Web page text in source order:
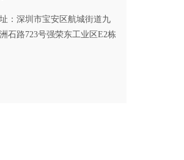
： 深圳市宝安区航城街道九
石路723号强荣东工业区E2栋